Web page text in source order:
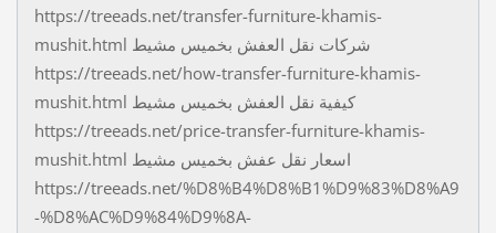
https://treeads.net/transfer-furniture-khamis-
mushit.html شركات نقل العفش بخميس مشيط
https://treeads.net/how-transfer-furniture-khamis-
mushit.html كيفية نقل العفش بخميس مشيط
https://treeads.net/price-transfer-furniture-khamis-
mushit.html اسعار نقل عفش بخميس مشيط
https://treeads.net/%D8%B4%D8%B1%D9%83%D8%A9
-%D8%AC%D9%84%D9%8A-